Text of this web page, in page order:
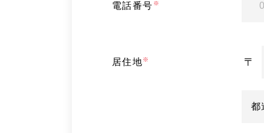
電話番号
居住地